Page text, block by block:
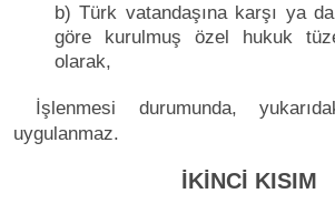
b) Türk vatandaşına karşı ya
göre kurulmuş özel hukuk
olarak,
İşlenmesi durumunda,
uygulanmaz.
İKİNCİ KISIM